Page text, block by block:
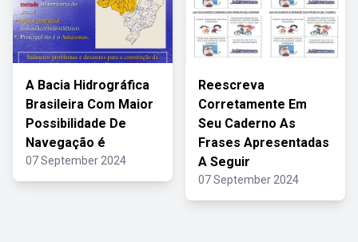
A Bacia Hidrográfica
Brasileira Com Maior
Possibilidade De
Navegação é
07 September 2024
Reescreva
Corretamente Em
Seu Caderno As
Frases Apresentadas
A Seguir
07 September 2024